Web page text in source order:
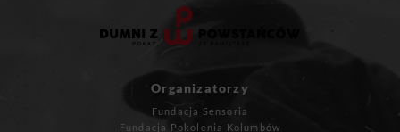
Organizatorzy
Fundacja Sensoria
Fundacja Pokolenia Kolumbów